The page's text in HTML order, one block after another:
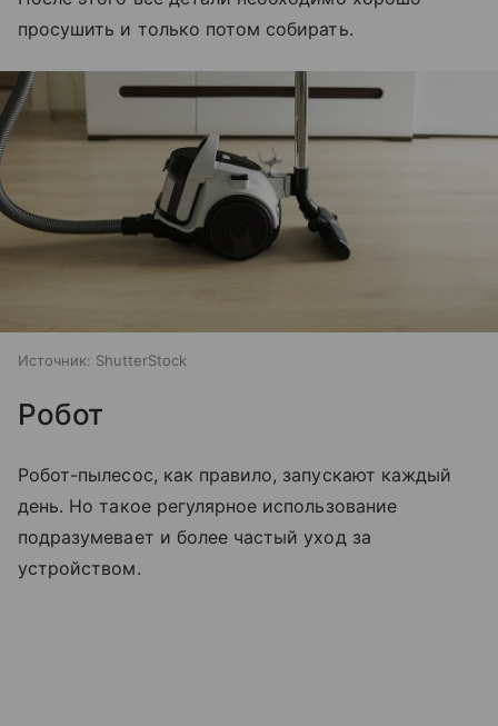
просушить и только потом собирать.
Источник: ShutterStock
Робот
Робот-пылесос, как правило, запускают каждый
день. Но такое регулярное использование
подразумевает и более частый уход за
устройством.